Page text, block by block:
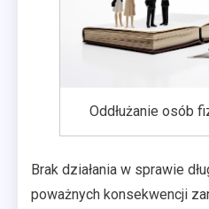
Oddłużanie osób
Brak działania w sprawie
poważnych konsekwencji